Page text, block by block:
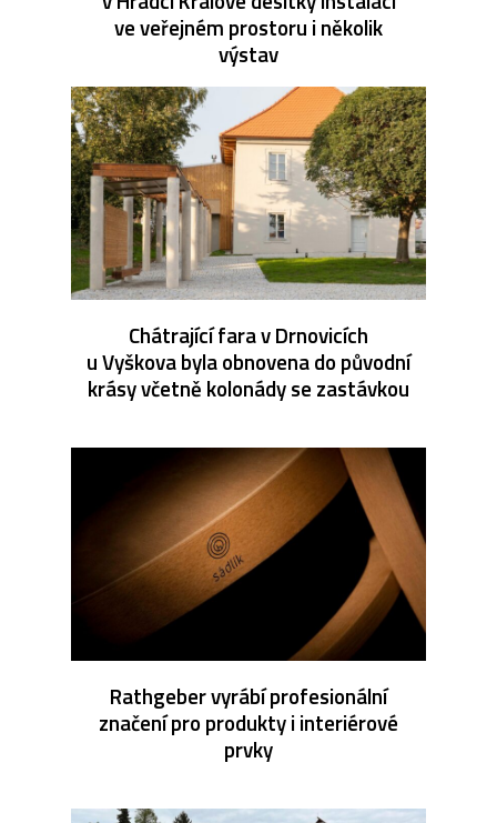
ve veřejném prostoru i několik
výstav
Chátrající fara v Drnovicích
u Vyškova byla obnovena do původní
krásy včetně kolonády se zastávkou
Rathgeber vyrábí profesionální
značení pro produkty i interiérové
prvky